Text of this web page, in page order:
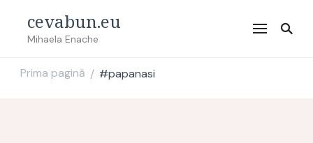
cevabun.eu
Mihaela Enache
Prima pagină / #papanasi